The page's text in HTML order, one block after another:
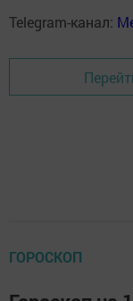
Telegram-канал:
ГОРОСКОП